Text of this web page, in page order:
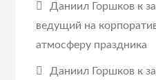
Даниил Горшков к
ведущий на
атмосферу праздника
Даниил Горшков к